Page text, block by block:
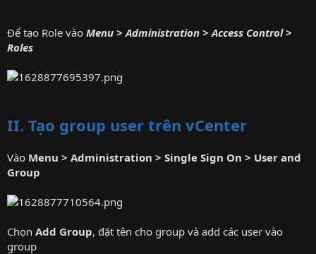
Để tạo Role vào Menu > Administration > Access Control >
Roles
II. Tạo group user trên vCenter
Vào Menu > Administration > Single Sign On > User and
Group
Chọn Add Group, đặt tên cho group và add các user vào
group